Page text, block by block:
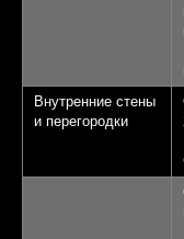
Внутренние стены
и перегородки